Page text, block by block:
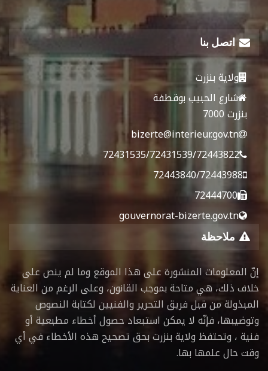
اتصل بنا
ولاية بنزرت
شارع الحبيب بوقطفة
بنزرت 7000
bizerte@interieur.gov.tn
72431535/72431539/72443822
72443840/72443988
72444700
gouvernorat-bizerte.gov.tn
ملاحظة
إنّ المعلومات المنشورة على هذا الموقع وما لم ينص على
خلاف ذلك، هي متاحة بموجب القانون، وعلى الرغم من العناية
المبذولة من قبل فريق التحرير والفنيين لكتابة النصوص
وتوضيبها، فإنّه لا يمكن استبعاد حصول أخطاء مطبعية أو
فنية ، وتحتفظ ولاية بنزرت بحق تصحيح هذه الأخطاء في أي
وقت حال علمها بها.